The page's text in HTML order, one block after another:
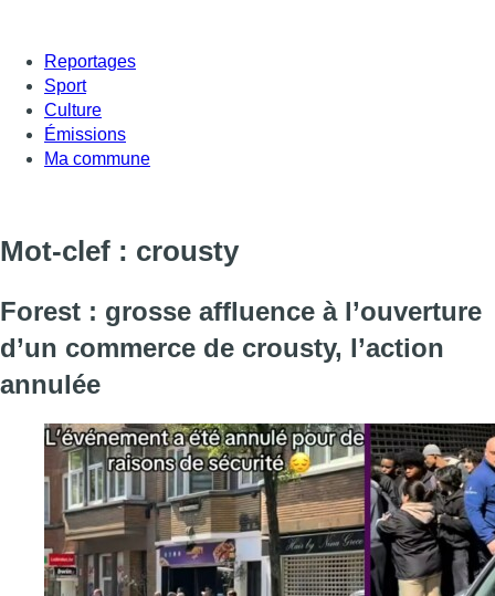
Reportages
Sport
Culture
Émissions
Ma commune
Mot-clef : crousty
Forest : grosse affluence à l’ouverture
d’un commerce de crousty, l’action
annulée